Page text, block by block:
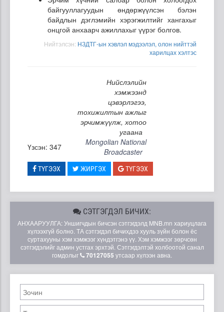
байгууллагуудын өндөржүүлсэн бэлэн
байдлын дэглэмийн хэрэгжилтийг хангахыг
онцгой анхаарч ажиллахыг үүрэг болгов.
Нийтэлсэн: НЗДТГ-ын хэвлэл мэдээлэл, олон нийттэй
харилцах хэлтэс
Нийслэлийн
хэмжээнд
цэвэрлэгээ,
тохижилтын ажлыг
эрчимжүүлж, хотоо
угаана
Үзсэн: 347
Mongolian National
Broadcaster
ТҮГЭЭХ ЖИРГЭХ ТҮГЭЭХ
СЭТГЭГДЭЛ БИЧИХ:
АНХААРУУЛГА: Уншигчдын бичсэн сэтгэгдэлд MNB.mn хариуцлага
хүлээхгүй болно. ТА сэтгэгдэл бичихдээ хууль зүйн болон ёс
суртахууны хэм хэмжээг хүндэтгэнэ үү. Хэм хэмжээг зөрчсөн
сэтгэгдэлийг админ устгах эрхтэй. Сэтгэгдэлтэй холбоотой санал
гомдолыг
70127055 утсаар хүлээн авна.